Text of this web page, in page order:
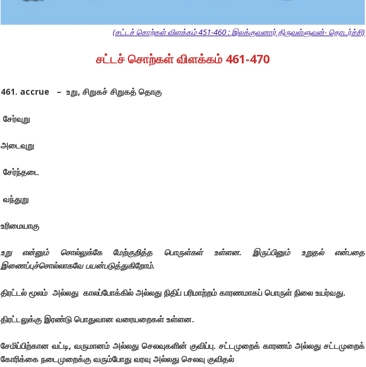
(சட்டச் சொற்கள் விளக்கம் 451-460 : இலக்குவனார் திருவள்ளுவன்- தொடர்ச்சி)
சட்டச் சொற்கள் விளக்கம் 461-470
461. accrue – உறு, சிறுகச் சிறுகத் தொகு
சேர்வுறு
அடைவுறு
சேர்ந்தடை
வந்துறு
உரிமையாகு
உறு என்னும் சொல்லுக்கே மேற்குறித்த பொருள்கள் உள்ளன. இருப்பினும் உறுதல் என்பதை
இணைப்புச்சொல்லாகவே பயன்படுத்துகிறாேம்.
திரட்டல் மூலம் அல்லது காலப்போக்கில் அல்லது நிதிப் பரிமாற்றம் காரணமாகப் பொருள் நிலை உயர்வது.
திரட்டலுக்கு இரண்டு பொதுவான வரையறைகள் உள்ளன.
சேமிப்பிற்கான வட்டி, வருமானம் அல்லது செலவுகளின் குவிப்பு. சட்டமுறைக் காரணம் அல்லது சட்டமுறைக்
கோரிக்கை நடைமுறைக்கு வரும்போது வரவு அல்லது செலவு குவிதல்